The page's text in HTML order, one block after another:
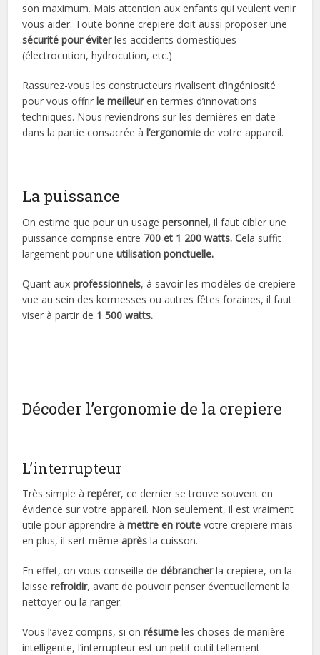
son maximum. Mais attention aux enfants qui veulent venir
vous aider. Toute bonne crepiere doit aussi proposer une
sécurité pour éviterles accidents domestiques
(électrocution, hydrocution, etc.)
Rassurez-vous les constructeurs rivalisent d’ingéniosité
pour vous offrir le meilleuren termes d’innovations
techniques. Nous reviendrons sur les dernières en date
dans la partie consacrée àl’ergonomie de votre appareil.
La puissance
On estime que pour un usagepersonnel, il faut cibler une
puissance comprise entre 700 et 1 200 watts. Cela suffit
largement pour une utilisation ponctuelle.
Quant auxprofessionnels, à savoir les modèles de crepiere
vue au sein des kermesses ou autres fêtes foraines, il faut
viser à partir de 1 500 watts.
Décoder l’ergonomie de la crepiere
L’interrupteur
Très simple àrepérer, ce dernier se trouve souvent en
évidence sur votre appareil. Non seulement, il est vraiment
utile pour apprendre àmettre en route votre crepiere mais
en plus, il sert mêmeaprès la cuisson.
En effet, on vous conseille dedébrancherla crepiere, on la
laisserefroidir, avant de pouvoir penser éventuellement la
nettoyer ou la ranger.
Vous l’avez compris, si onrésume les choses de manière
intelligente, l’interrupteur est un petit outil tellement